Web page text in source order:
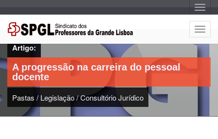
A
l
t
e
r
a
g
o
A
l
t
e
a
a
Artigo:
A progressão na carreira do pessoal
docente
Pastas / Legislação/Consultório Jurídico